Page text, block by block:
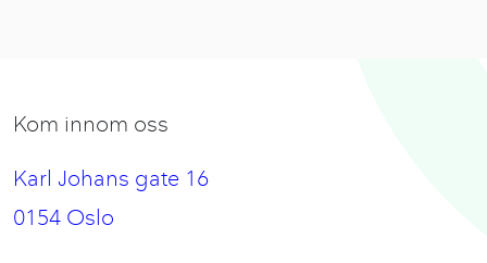
Kom innom oss
Karl Johans gate 16
0154 Oslo